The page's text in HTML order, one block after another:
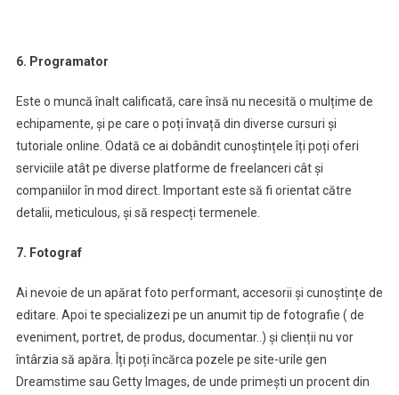
6. Programator
Este o muncă înalt calificată, care însă nu necesită o mulțime de
echipamente, și pe care o poți învață din diverse cursuri și
tutoriale online. Odată ce ai dobândit cunoștințele îți poți oferi
serviciile atât pe diverse platforme de freelanceri cât și
companiilor în mod direct. Important este să fi orientat către
detalii, meticulous, și să respecți termenele.
7. Fotograf
Ai nevoie de un apărat foto performant, accesorii și cunoștințe de
editare. Apoi te specializezi pe un anumit tip de fotografie ( de
eveniment, portret, de produs, documentar..) și clienții nu vor
întârzia să apăra. Îți poți încărca pozele pe site-urile gen
Dreamstime sau Getty Images, de unde primești un procent din